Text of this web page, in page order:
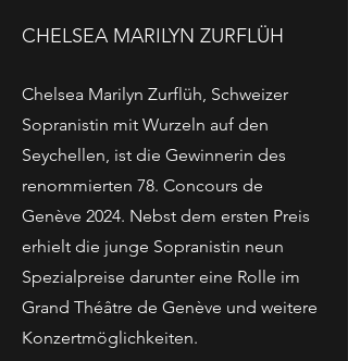
CHELSEA MARILYN ZURFLÜH
Chelsea Marilyn Zurflüh, Schweizer
Sopranistin mit Wurzeln auf den
Seychellen, ist die Gewinnerin des
renommierten 78. Concours de
Genève 2024. Nebst dem ersten Preis
erhielt die junge Sopranistin neun
Spezialpreise darunter eine Rolle im
Grand Théâtre de Genève und weitere
Konzertmöglichkeiten.